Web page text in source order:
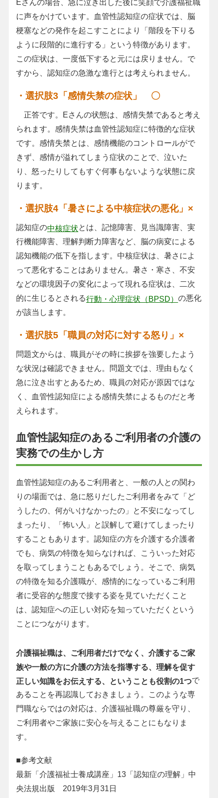
Eさんの場合、急に泣き出した後に笑顔で介護福祉職
に声をかけています。血管性認知症の症状では、脳
梗塞などの発作を起こすことにより「階段を下りる
ように段階的に進行する」という特徴があります。
この症状は、一度低下すると元には戻りません。で
すから、認知症の急激な進行とは考えられません。
・選択肢3「感情失禁の症状」 〇
正答です。Eさんの状態は、感情失禁であると考え
られます。感情失禁は血管性認知症に特徴的な症状
です。感情失禁とは、感情機能のコントロールがで
きず、感情が溢れてしまう症状のことで、泣いた
り、怒ったりしてもすぐ何事もないような状態に戻
ります。
・選択肢4「暑さによる中核症状の悪化」×
認知症の中核症状とは、記憶障害、見当識障害、実
行機能障害、理解判断力障害など、脳の病変による
認知機能の低下を指します。中核症状は、暑さによ
って悪化することはありません。暑さ・寒さ、不安
などの環境因子の変化によって現れる症状は、二次
的に生じるとされる行動・心理症状（BPSD） の悪化
が該当します。
・選択肢5「職員の対応に対する怒り」×
問題文からは、職員がその時に挨拶を強要したよう
な状況は確認できません。問題文では、理由もなく
急に泣き出すとあるため、職員の対応が原因ではな
く、血管性認知症による感情失禁によるものだと考
えられます。
血管性認知症のあるご利用者の介護の
実務での生かし方
血管性認知症のあるご利用者と、一般の人との関わ
りの場面では、急に怒りだしたご利用者をみて「ど
うしたの、何がいけなかったの」と不安になってし
まったり、「怖い人」と誤解して避けてしまったり
することもあります。認知症の方を介護する介護者
でも、病気の特徴を知らなければ、こういった対応
を取ってしまうこともあるでしょう。そこで、病気
の特徴を知る介護職が、感情的になっているご利用
者に受容的な態度で接する姿を見ていただくこと
は、認知症への正しい対応を知っていただくという
ことにつながります。
介護福祉職は、ご利用者だけでなく、介護するご家
族や一般の方に介護の方法を指導する、理解を促す
正しい知識をお伝えする、ということも役割の1つで
あることを再認識しておきましょう。このような専
門職ならではの対応は、介護福祉職の尊厳を守り、
ご利用者やご家族に安心を与えることにもなりま
す。
■参考文献
最新「介護福祉士養成講座」13「認知症の理解」中
央法規出版 2019年3月31日